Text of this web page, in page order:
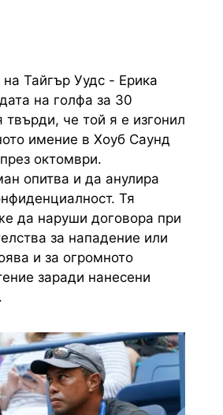
Тайгър Уудс - Ерика
на голфа за 30
че той я е изгонил
имение в Хоуб Саунд
октомври.
опитва и да анулира
Тя
да наруши договора при
за нападение или
и за огромното
заради нанесени